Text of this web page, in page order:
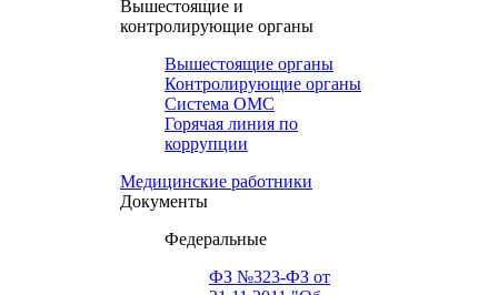
Вышестоящие и
контролирующие органы
Вышестоящие органы
Контролирующие органы
Система ОМС
Горячая линия по
коррупции
Медицинские работники
Документы
Федеральные
ФЗ №323-ФЗ от